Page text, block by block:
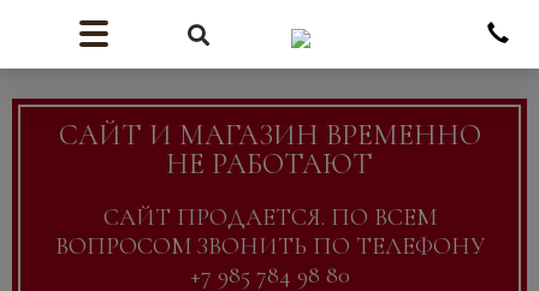
САЙТ И МАГАЗИН ВРЕМЕННО
НЕ РАБОТАЮТ
САЙТ ПРОДАЕТСЯ. ПО ВСЕМ
ВОПРОСОМ ЗВОНИТЬ ПО ТЕЛЕФОНУ
+7 985 784 98 80